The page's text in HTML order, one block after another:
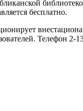
бесплатно.
Телефон 2-